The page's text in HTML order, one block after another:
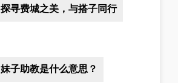
探寻费城之美，与搭子同行
妹子助教是什么意思？